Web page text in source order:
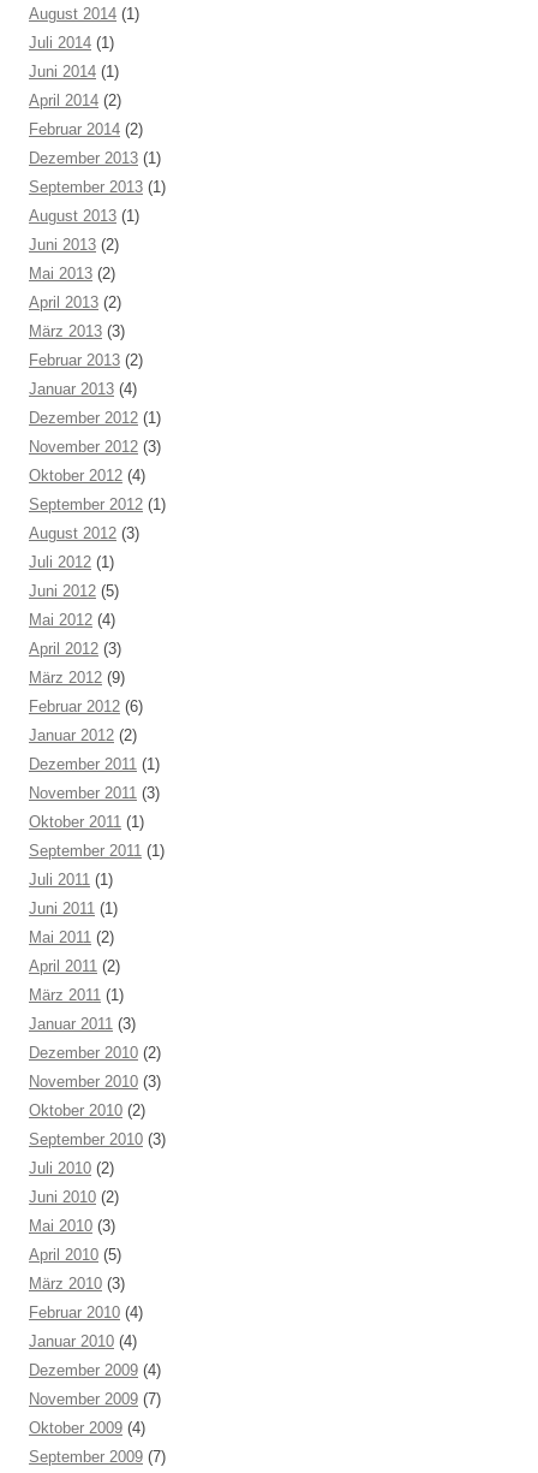
August 2014 (1)
Juli 2014 (1)
Juni 2014 (1)
April 2014 (2)
Februar 2014 (2)
Dezember 2013 (1)
September 2013 (1)
August 2013 (1)
Juni 2013 (2)
Mai 2013 (2)
April 2013 (2)
März 2013 (3)
Februar 2013 (2)
Januar 2013 (4)
Dezember 2012 (1)
November 2012 (3)
Oktober 2012 (4)
September 2012 (1)
August 2012 (3)
Juli 2012 (1)
Juni 2012 (5)
Mai 2012 (4)
April 2012 (3)
März 2012 (9)
Februar 2012 (6)
Januar 2012 (2)
Dezember 2011 (1)
November 2011 (3)
Oktober 2011 (1)
September 2011 (1)
Juli 2011 (1)
Juni 2011 (1)
Mai 2011 (2)
April 2011 (2)
März 2011 (1)
Januar 2011 (3)
Dezember 2010 (2)
November 2010 (3)
Oktober 2010 (2)
September 2010 (3)
Juli 2010 (2)
Juni 2010 (2)
Mai 2010 (3)
April 2010 (5)
März 2010 (3)
Februar 2010 (4)
Januar 2010 (4)
Dezember 2009 (4)
November 2009 (7)
Oktober 2009 (4)
September 2009 (7)